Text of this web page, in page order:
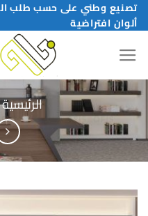
تخطي
للمحتوى
تصنيع وطني على حسب طلب
ألوان افتراضية
الرئيسية